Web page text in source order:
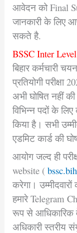
आवेदन को Final
जानकारी के लिए
सकते है.
BSSC Inter
बिहार कर्मचारी
प्रतियोगी परीक्षा
अभी घोषित नहीं
विभिन्न पदों के
किया है। सभी
एडमिट कार्ड की
आयोग जल्द ही
website (
करेगा।
हमारे Telegram
रूप से आधिकारिक
अधिकारी स्तरीय